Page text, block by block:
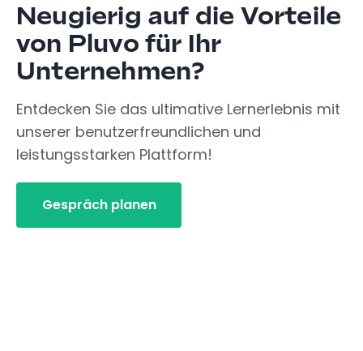
Neugierig auf die Vorteile
von Pluvo für Ihr
Unternehmen?
Entdecken Sie das ultimative Lernerlebnis mit
unserer benutzerfreundlichen und
leistungsstarken Plattform!
Gespräch planen